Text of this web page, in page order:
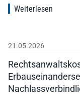
Weiterlesen
21.05.2026